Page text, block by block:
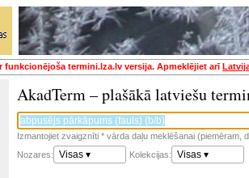
funkcionējoša termini.lza.lv versija. Apmeklējiet arī
AkadTerm – plašākā latviešu
Izmantojiet zvaigznīti * vārda daļu meklēšanai (piemēram,
Nozares:
Visas ▾ Kolekcijas: Visas ▾